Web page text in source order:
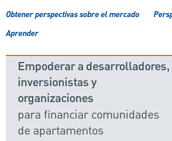
Obtener perspectivas sobre el mercado
Aprender
Empoderar a desarrolladores,
inversionistas y
organizaciones
para financiar comunidades
de apartamentos